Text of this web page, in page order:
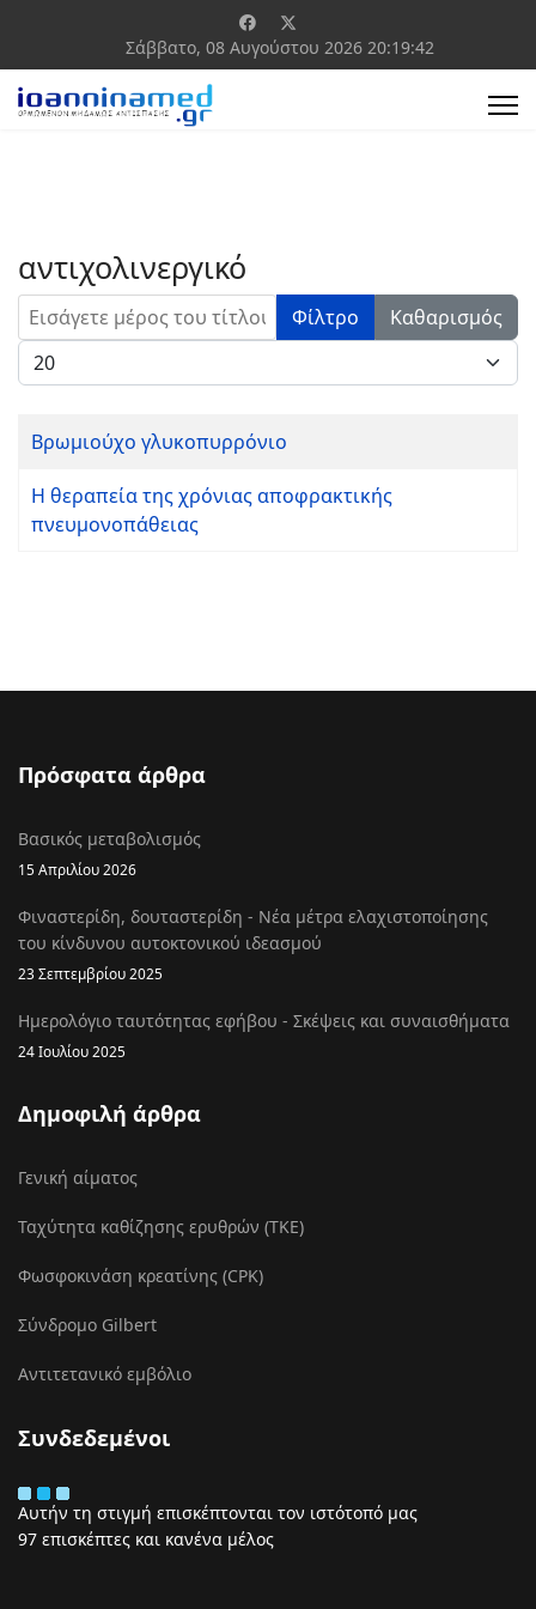
Σάββατο, 08 Αυγούστου 2026 20:19:42
αντιχολινεργικό
Εισάγετε μέρος του τίτλου. Φίλτρο
Καθαρισμός
Εμφάνιση #
Βρωμιούχο γλυκοπυρρόνιο
Η θεραπεία της χρόνιας αποφρακτικής
πνευμονοπάθειας
Πρόσφατα άρθρα
Βασικός μεταβολισμός
15 Απριλίου 2026
Φιναστερίδη, δουταστερίδη - Νέα μέτρα ελαχιστοποίησης
του κίνδυνου αυτοκτονικού ιδεασμού
23 Σεπτεμβρίου 2025
Ημερολόγιο ταυτότητας εφήβου - Σκέψεις και συναισθήματα
24 Ιουλίου 2025
Δημοφιλή άρθρα
Γενική αίματος
Ταχύτητα καθίζησης ερυθρών (ΤΚΕ)
Φωσφοκινάση κρεατίνης (CPK)
Σύνδρομο Gilbert
Αντιτετανικό εμβόλιο
Συνδεδεμένοι
Αυτήν τη στιγμή επισκέπτονται τον ιστότοπό μας
97 επισκέπτες και κανένα μέλος